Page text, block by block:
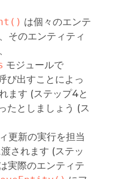
は個々のエンテ
そのエンティティ
モジュールで
び出すことによっ
ます (ステップ4と
たとしましょう (ス
更新の実行を担当
されます (ステッ
実際のエンティテ